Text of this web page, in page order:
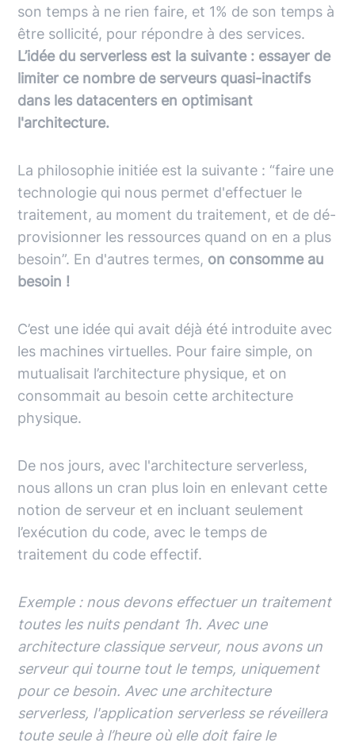
son temps à ne rien faire, et 1% de son temps à
être sollicité, pour répondre à des services.
L’idée du serverless est la suivante : essayer de
limiter ce nombre de serveurs quasi-inactifs
dans les datacenters en optimisant
l'architecture.
La philosophie initiée est la suivante : “faire une
technologie qui nous permet d'effectuer le
traitement, au moment du traitement, et de dé-
provisionner les ressources quand on en a plus
besoin”. En d'autres termes, on consomme au
besoin !
C’est une idée qui avait déjà été introduite avec
les machines virtuelles. Pour faire simple, on
mutualisait l’architecture physique, et on
consommait au besoin cette architecture
physique.
De nos jours, avec l'architecture serverless,
nous allons un cran plus loin en enlevant cette
notion de serveur et en incluant seulement
l’exécution du code, avec le temps de
traitement du code effectif.
Exemple : nous devons effectuer un traitement
toutes les nuits pendant 1h. Avec une
architecture classique serveur, nous avons un
serveur qui tourne tout le temps, uniquement
pour ce besoin. Avec une architecture
serverless, l'application serverless se réveillera
toute seule à l’heure où elle doit faire le